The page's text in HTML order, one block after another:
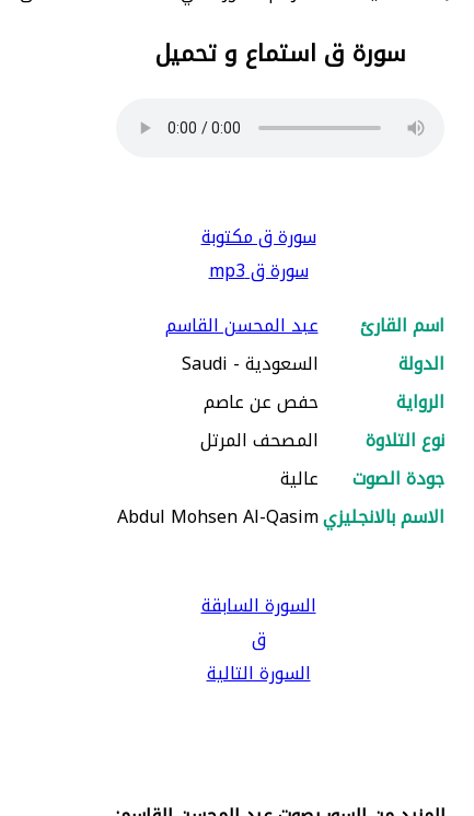
سورة ق استماع و تحميل
سورة ق مكتوبة
سورة ق mp3
اسم القارئ
عبد المحسن القاسم
الدولة
السعودية - Saudi
الرواية
حفص عن عاصم
نوع التلاوة
المصحف المرتل
جودة الصوت
عالية
الاسم بالانجليزيAbdul Mohsen Al-Qasim
السورة السابقة
ق
السورة التالية